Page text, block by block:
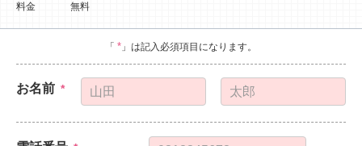
料金
無料
「 * 」は記入必須項目になります。
お名前 *